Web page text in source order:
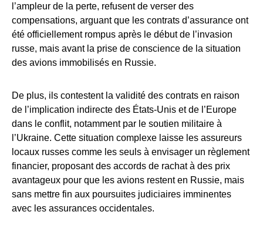
l’ampleur de la perte, refusent de verser des
compensations, arguant que les contrats d’assurance ont
été officiellement rompus après le début de l’invasion
russe, mais avant la prise de conscience de la situation
des avions immobilisés en Russie.
De plus, ils contestent la validité des contrats en raison
de l’implication indirecte des États-Unis et de l’Europe
dans le conflit, notamment par le soutien militaire à
l’Ukraine. Cette situation complexe laisse les assureurs
locaux russes comme les seuls à envisager un règlement
financier, proposant des accords de rachat à des prix
avantageux pour que les avions restent en Russie, mais
sans mettre fin aux poursuites judiciaires imminentes
avec les assurances occidentales.